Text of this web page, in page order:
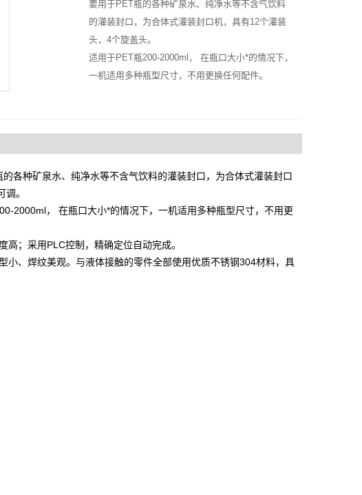
要用于PET瓶的各种矿泉水、纯净水等不含气饮料
的灌装封口，为合体式灌装封口机，具有12个灌装
头，4个旋盖头。
适用于PET瓶200-2000ml， 在瓶口大小*的情况下，
一机适用多种瓶型尺寸，不用更换任何配件。
的各种矿泉水、纯净水等不含气饮料的灌装封口，为合体式灌装封口
调。
2000ml， 在瓶口大小*的情况下，一机适用多种瓶型尺寸，不用更
；采用PLC控制，精确定位自动完成。
、焊纹美观。与液体接触的零件全部使用优质不锈钢304材料，具